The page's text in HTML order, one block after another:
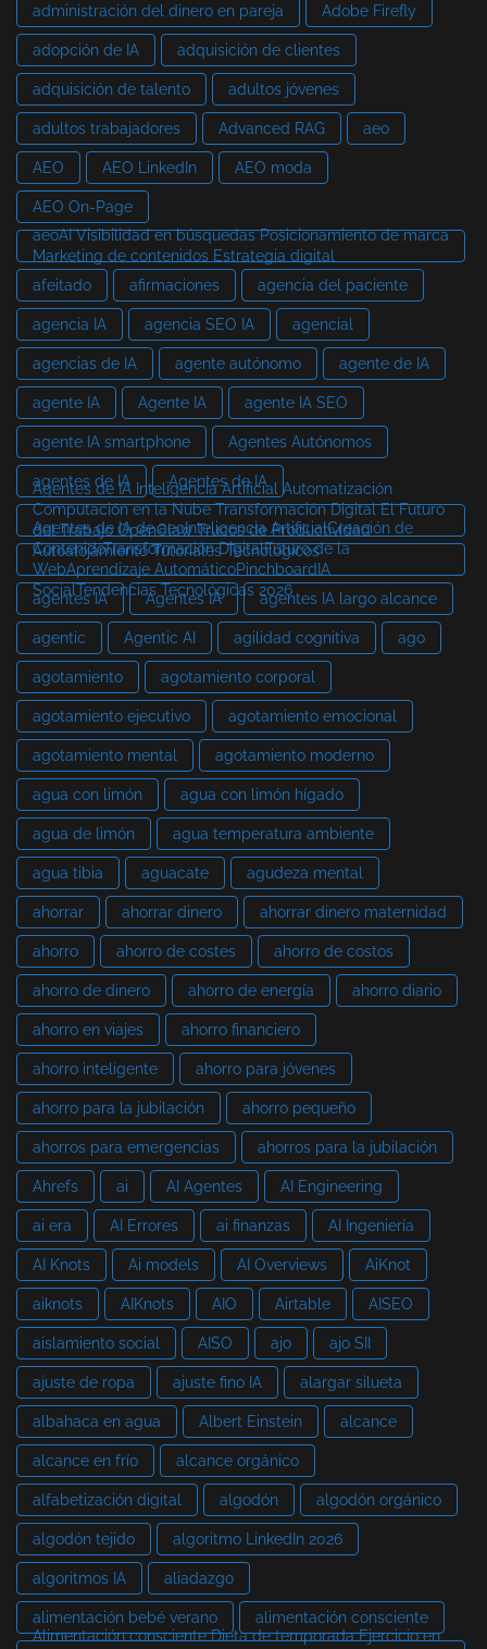
administración del dinero en pareja Adobe Firefly
adopción de IA adquisición de clientes
adquisición de talento adultos jóvenes
adultos trabajadores Advanced RAG aeo
AEO AEO LinkedIn AEO moda
AEO On-Page
aeoAI Visibilidad en búsquedas Posicionamiento de marca
Marketing de contenidos Estrategia digital
afeitado
afirmaciones agencia del paciente
agencia IA agencia SEO IA agencial
agencias de IA agente autónomo agente de IA
agente IA Agente IA agente IA SEO
agente IA smartphone Agentes Autónomos
agentes de IA Agentes de IA
Agentes de IA Inteligencia Artificial Automatización
Computación en la Nube Transformación Digital El Futuro
del Trabajo OpenClaw Trucos de Productividad
Autoalojamiento Tutoriales Tecnológicos
Agentes de IA de aeoInteligencia ArtificialCreación de
ContenidoTransformación DigitalFuturo de la
WebAprendizaje AutomáticoPinchboardIA
SocialTendencias Tecnológicas 2026
agentes IA Agentes IA agentes IA largo alcance
agentic Agentic AI agilidad cognitiva ago
agotamiento agotamiento corporal
agotamiento ejecutivo agotamiento emocional
agotamiento mental agotamiento moderno
agua con limón agua con limón hígado
agua de limón agua temperatura ambiente
agua tibia aguacate agudeza mental
ahorrar ahorrar dinero ahorrar dinero maternidad
ahorro ahorro de costes ahorro de costos
ahorro de dinero ahorro de energía ahorro diario
ahorro en viajes ahorro financiero
ahorro inteligente ahorro para jóvenes
ahorro para la jubilación ahorro pequeño
ahorros para emergencias ahorros para la jubilación
Ahrefs ai AI Agentes AI Engineering
ai era AI Errores ai finanzas AI Ingeniería
AI Knots Ai models AI Overviews AiKnot
aiknots AIKnots AIO Airtable AISEO
aislamiento social AISO ajo ajo SII
ajuste de ropa ajuste fino IA alargar silueta
albahaca en agua Albert Einstein alcance
alcance en frío alcance orgánico
alfabetización digital algodón algodón orgánico
algodón tejido algoritmo LinkedIn 2026
algoritmos IA aliadazgo
alimentación bebé verano
alimentación consciente
Alimentación consciente Dieta de temporada Ejercicio en